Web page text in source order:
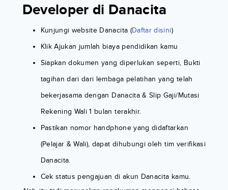
Developer di Danacita
Kunjungi website Danacita (Daftar disini)
Klik Ajukan jumlah biaya pendidikan kamu
Siapkan dokumen yang diperlukan seperti, Bukti
tagihan dari dari lembaga pelatihan yang telah
bekerjasama dengan Danacita & Slip Gaji/Mutasi
Rekening Wali 1 bulan terakhir.
Pastikan nomor handphone yang didaftarkan
(Pelajar & Wali), dapat dihubungi oleh tim verifikasi
Danacita.
Cek status pengajuan di akun Danacita kamu.